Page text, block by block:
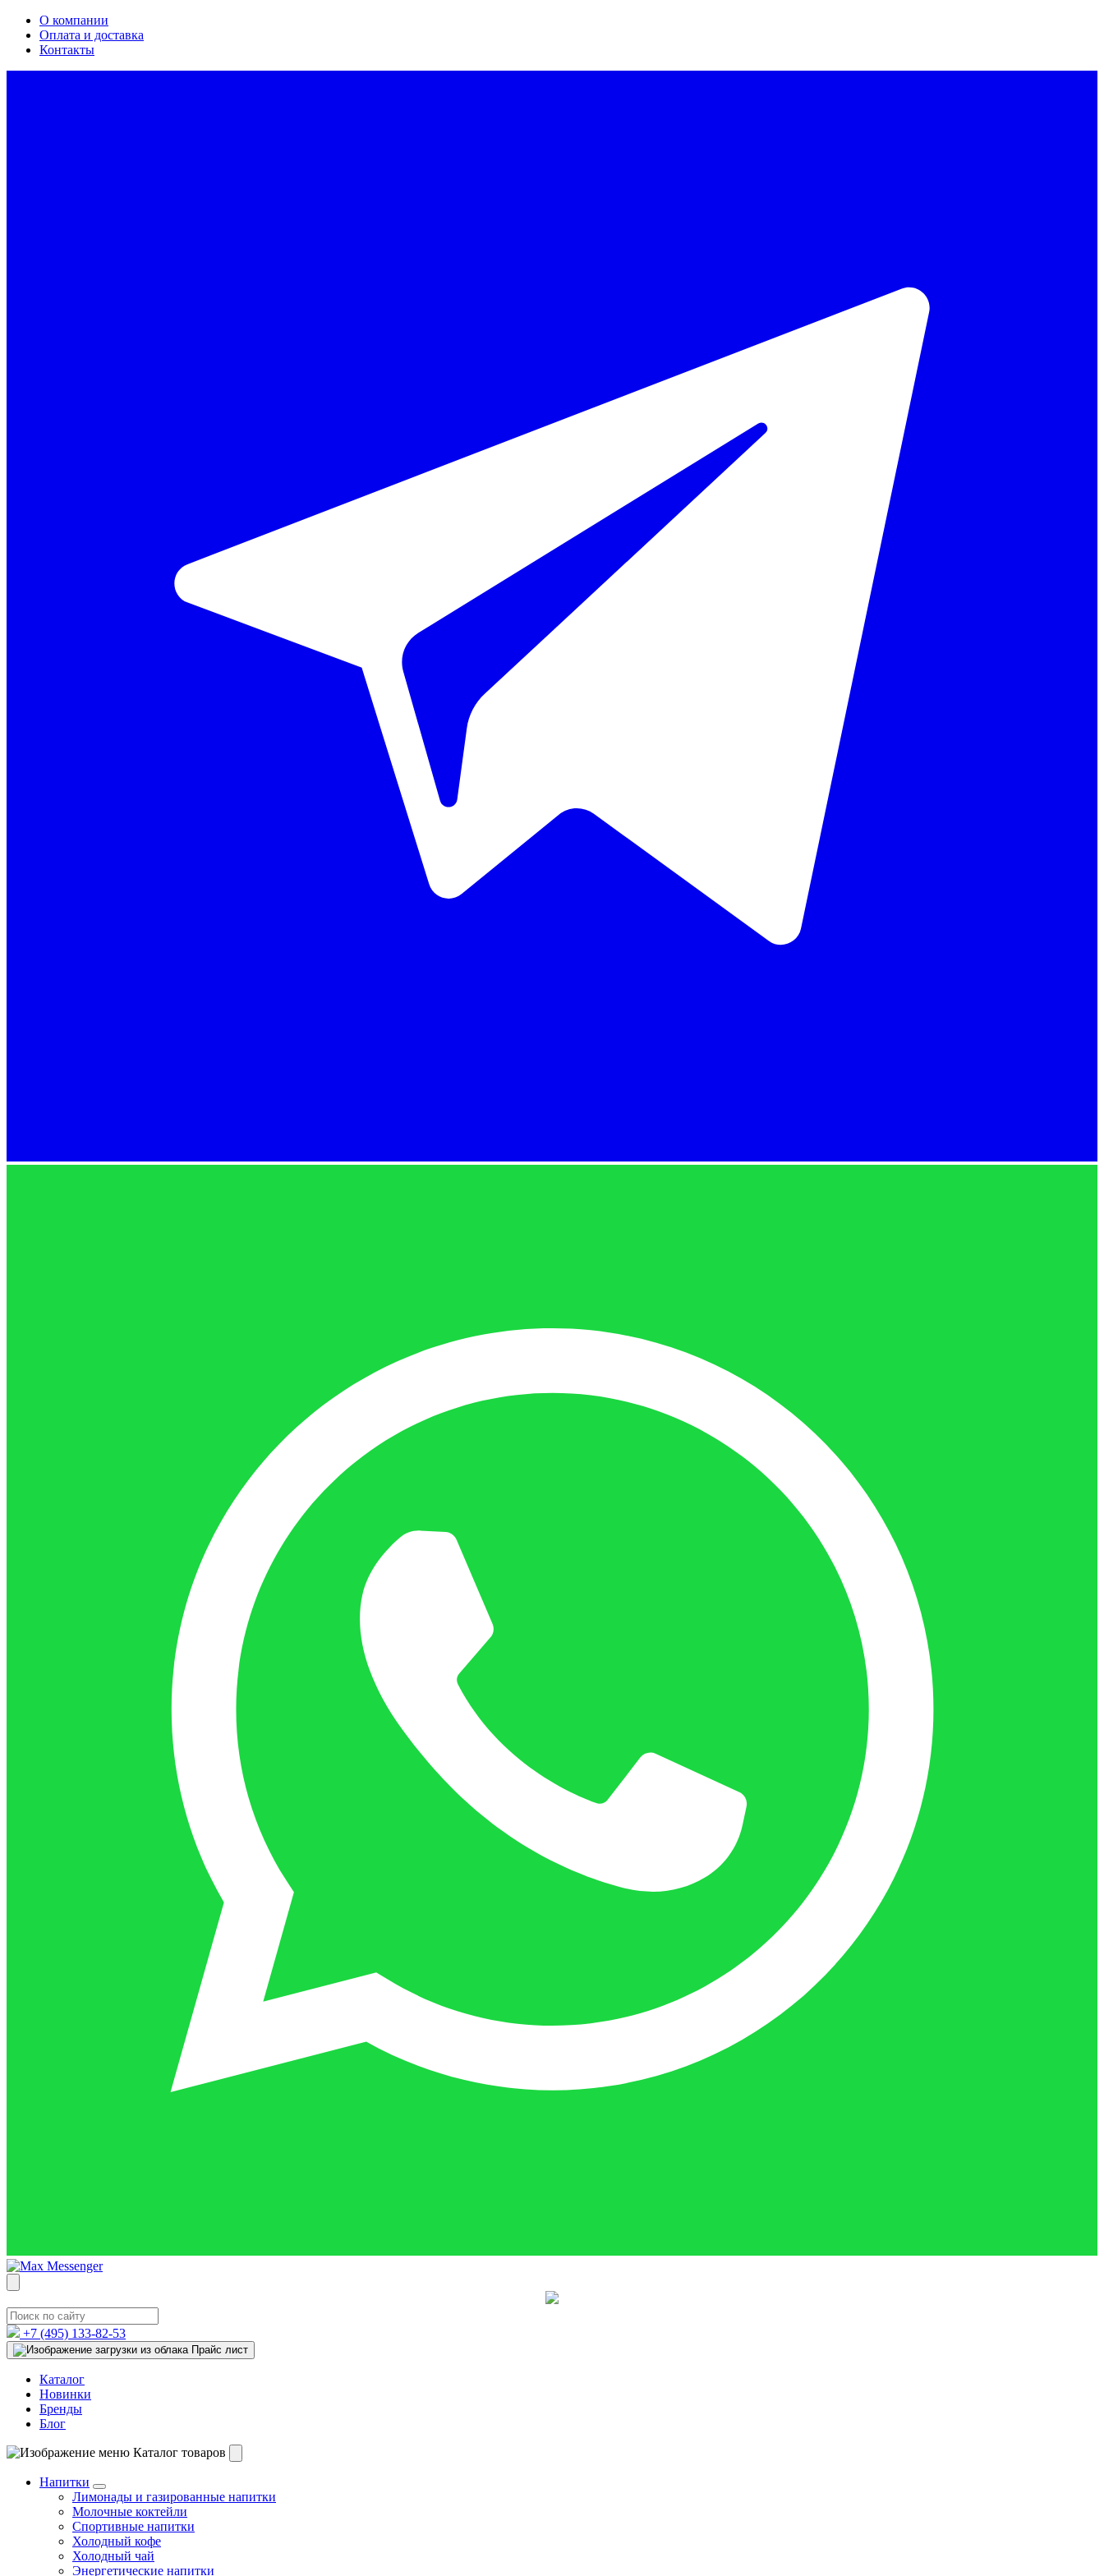
О компании
Оплата и доставка
Контакты
+7 (495) 133-82-53
Прайс лист
Каталог
Новинки
Бренды
Блог
Каталог товаров
Напитки
Лимонады и газированные напитки
Молочные коктейли
Спортивные напитки
Холодный кофе
Холодный чай
Энергетические напитки